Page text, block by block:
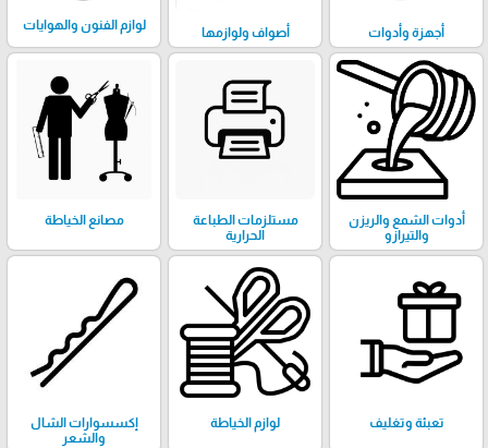
أجهزة وأدوات أصواف ولوازمها
لوازم الفنون والهوايات
أدوات الشمع والريزن
والتيرازو
مستلزمات الطباعة
الحرارية
مصانع الخياطة
تعبئة وتغليف لوازم الخياطة
إكسسوارات الشال
والشعر